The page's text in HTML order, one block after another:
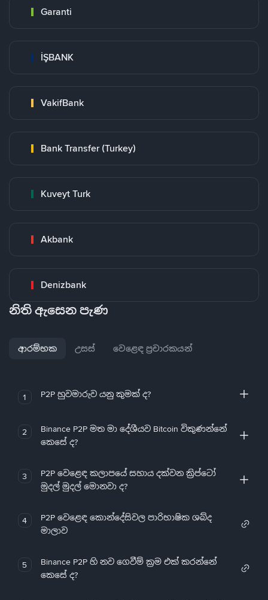
Garanti
İŞBANK
VakifBank
Bank Transfer (Turkey)
Kuveyt Turk
Akbank
Denizbank
නිති ඇසෙන පැණ
ආරම්භක උසස් වෙළෙඳ ප්‍රචාරකයන්
1 P2P හුවමාරුව යනු කුමක් ද?
2
Binance P2P මත මා දේශීයව Bitcoin විකුණන්නේ
කෙසේ ද?
3
P2P වෙළෙඳ කලාපයේ සහාය දක්වන ක්‍රිප්ටෝ
මුදල් මුදල් මොනවා ද?
4
P2P වෙළෙඳ කොන්දේසිවල පාරිභාෂික ශබ්ද
මාලාව
5
Binance P2P හි නව ගෙවීම් ක්‍රම එක් කරන්නේ
කෙසේ ද?